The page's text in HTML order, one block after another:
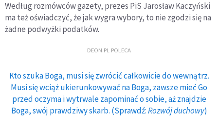
Według rozmówców gazety, prezes PiS Jarosław Kaczyński
ma też oświadczyć, że jak wygra wybory, to nie zgodzi się na
żadne podwyżki podatków.
DEON.PL POLECA
Kto szuka Boga, musi się zwrócić całkowicie do wewnątrz.
Musi się wciąż ukierunkowywać na Boga, zawsze mieć Go
przed oczyma i wytrwale zapominać o sobie, aż znajdzie
Boga, swój prawdziwy skarb. (Sprawdź:Rozwój duchowy)